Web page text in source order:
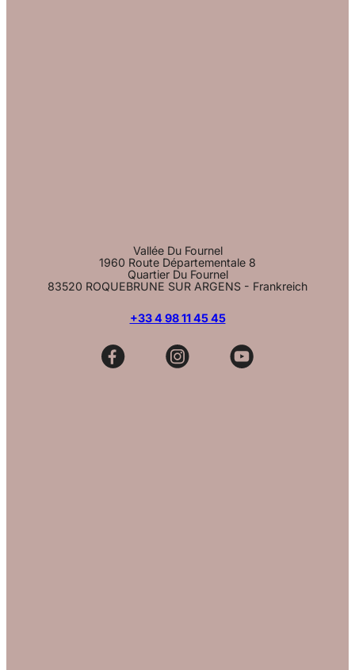
Vallée Du Fournel
1960 Route Départementale 8
Quartier Du Fournel
83520 ROQUEBRUNE SUR ARGENS - Frankreich
+33 4 98 11 45 45